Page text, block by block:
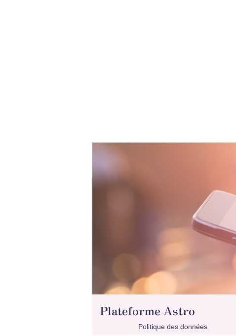
Plateforme Astro
Politique des données